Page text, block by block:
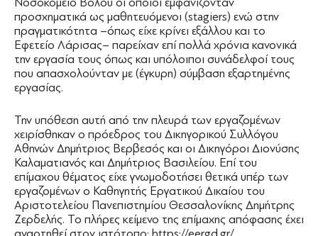
προσχηματικά ως μαθητευόμενοι (stagiers) ενώ στην
πραγματικότητα –όπως είχε κρίνει εξάλλου και το
Εφετείο Λάρισας– παρείχαν επί πολλά χρόνια κανονικά
την εργασία τους όπως και υπόλοιποι συνάδελφοί τους
που απασχολούνταν με (έγκυρη) σύμβαση εξαρτημένης
εργασίας.
Την υπόθεση αυτή από την πλευρά των εργαζομένων
χειρίσθηκαν ο πρόεδρος του Δικηγορικού Συλλόγου
Αθηνών Δημήτριος Βερβεσός και οι Δικηγόροι Διονύσης
Καλαματιανός και Δημήτριος Βασιλείου. Επί του
επίμαχου θέματος είχε γνωμοδοτήσει θετικά υπέρ των
εργαζομένων ο Καθηγητής Εργατικού Δικαίου του
Αριστοτελείου Πανεπιστημίου Θεσσαλονίκης Δημήτρης
Ζερδελής. Το πλήρες κείμενο της επίμαχης απόφασης έχει